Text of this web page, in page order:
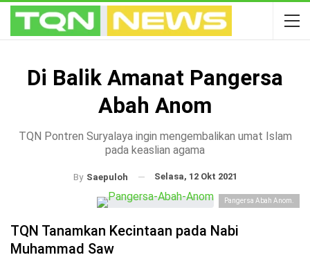
Di Balik Amanat Pangersa
Abah Anom
TQN Pontren Suryalaya ingin mengembalikan umat Islam
pada keaslian agama
By Saepuloh Selasa, 12 Okt 2021
Pangersa Abah Anom.
TQN Tanamkan Kecintaan pada Nabi
Muhammad Saw